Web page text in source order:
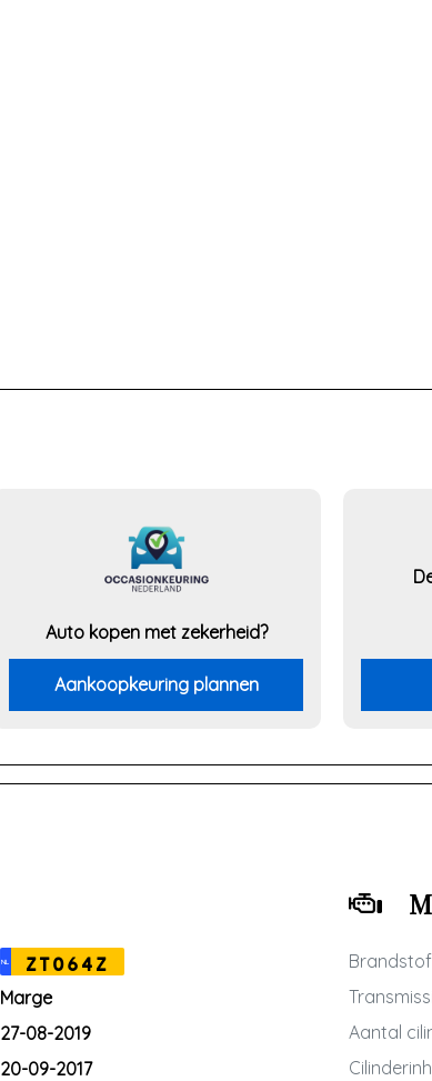
Auto kopen met zekerheid?
Aankoopkeuring plannen
NL
ZT064Z
Marge
27-08-2019
20-09-2017
Brandstof
Aantal